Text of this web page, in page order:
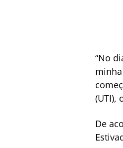
“No
(UTI),
De